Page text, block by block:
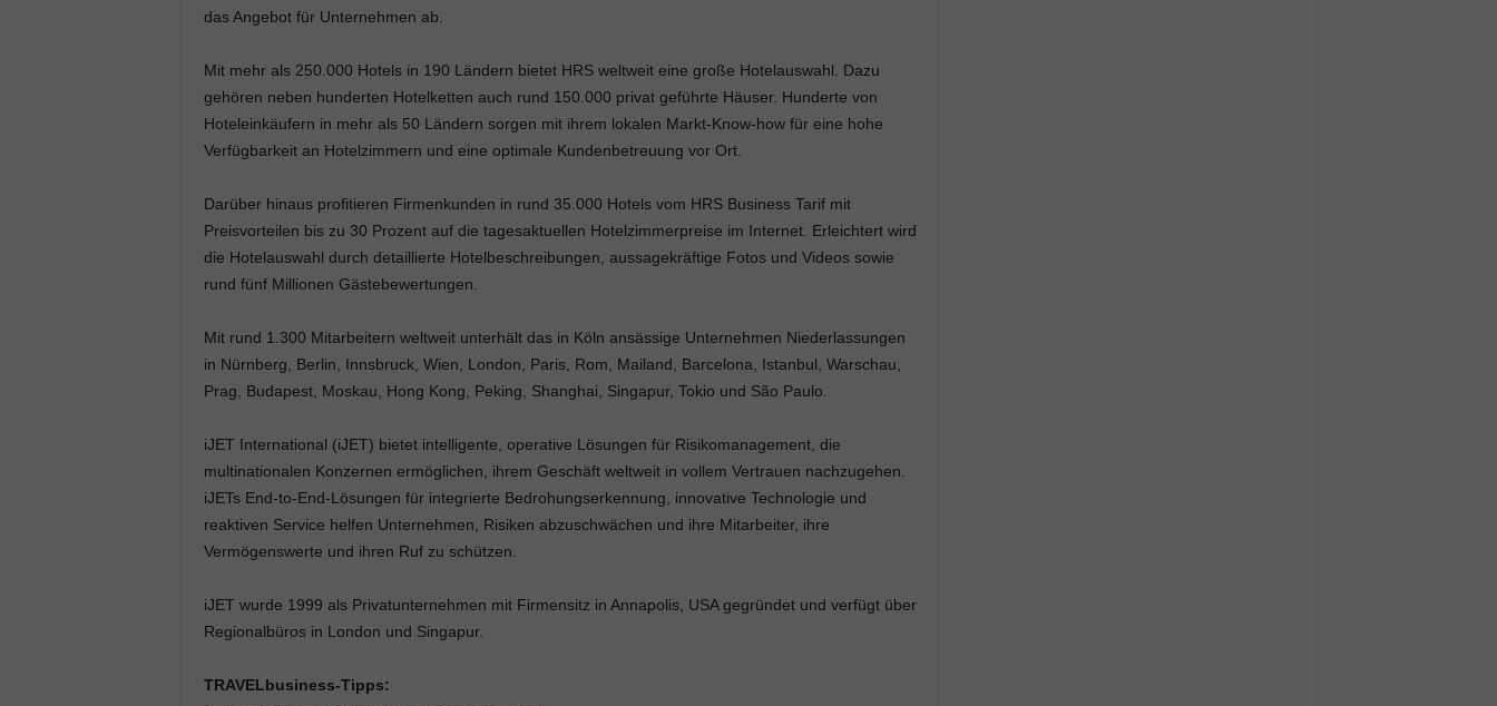
das Angebot für Unternehmen ab.
Mit mehr als 250.000 Hotels in 190 Ländern bietet HRS weltweit eine große Hotelauswahl. Dazu
gehören neben hunderten Hotelketten auch rund 150.000 privat geführte Häuser. Hunderte von
Hoteleinkäufern in mehr als 50 Ländern sorgen mit ihrem lokalen Markt-Know-how für eine hohe
Verfügbarkeit an Hotelzimmern und eine optimale Kundenbetreuung vor Ort.
Darüber hinaus profitieren Firmenkunden in rund 35.000 Hotels vom HRS Business Tarif mit
Preisvorteilen bis zu 30 Prozent auf die tagesaktuellen Hotelzimmerpreise im Internet. Erleichtert wird
die Hotelauswahl durch detaillierte Hotelbeschreibungen, aussagekräftige Fotos und Videos sowie
rund fünf Millionen Gästebewertungen.
Mit rund 1.300 Mitarbeitern weltweit unterhält das in Köln ansässige Unternehmen Niederlassungen
in Nürnberg, Berlin, Innsbruck, Wien, London, Paris, Rom, Mailand, Barcelona, Istanbul, Warschau,
Prag, Budapest, Moskau, Hong Kong, Peking, Shanghai, Singapur, Tokio und São Paulo.
iJET International (iJET) bietet intelligente, operative Lösungen für Risikomanagement, die
multinationalen Konzernen ermöglichen, ihrem Geschäft weltweit in vollem Vertrauen nachzugehen.
iJETs End-to-End-Lösungen für integrierte Bedrohungserkennung, innovative Technologie und
reaktiven Service helfen Unternehmen, Risiken abzuschwächen und ihre Mitarbeiter, ihre
Vermögenswerte und ihren Ruf zu schützen.
iJET wurde 1999 als Privatunternehmen mit Firmensitz in Annapolis, USA gegründet und verfügt über
Regionalbüros in London und Singapur.
TRAVELbusiness-Tipps: